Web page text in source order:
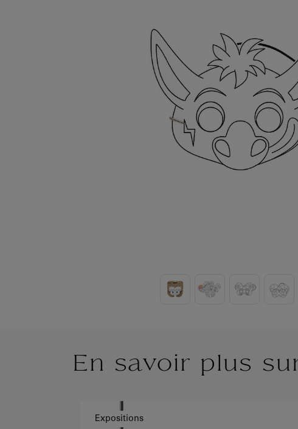
En savoir plus
Expositions